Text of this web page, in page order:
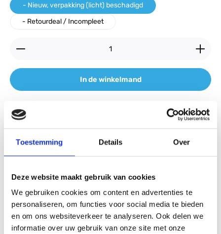
Toestemming Details Over
Deze website maakt gebruik van cookies
We gebruiken cookies om content en advertenties te
personaliseren, om functies voor social media te bieden
en om ons websiteverkeer te analyseren. Ook delen we
informatie over uw gebruik van onze site met onze
- Nieuw, verpakking (licht) beschadigd
- Retourdeal / Incompleet
Producthoeveelheid: Voer de gewenste
In de winkelmand
Productnummer:
AS8720689008068
Fabrikant:Philips
Betaal veilig en vertrouwd.